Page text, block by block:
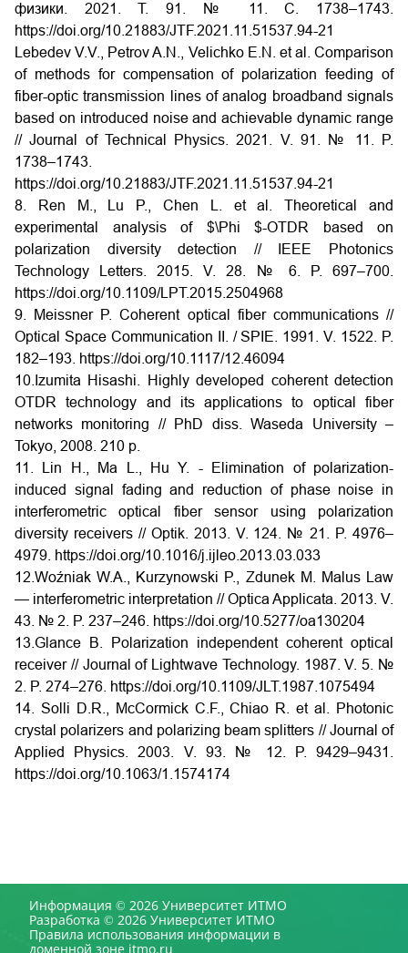
физики. 2021. Т. 91. № 11. С. 1738–1743.
https://doi.org/10.21883/JTF.2021.11.51537.94-21
Lebedev V.V., Petrov A.N., Velichko E.N. et al. Comparison
of methods for compensation of polarization feeding of
fiber-optic transmission lines of analog broadband signals
based on introduced noise and achievable dynamic range
// Journal of Technical Physics. 2021. V. 91. № 11. P.
1738–1743.
https://doi.org/10.21883/JTF.2021.11.51537.94-21
8. Ren M., Lu P., Chen L. et al. Theoretical and
experimental analysis of $\Phi $-OTDR based on
polarization diversity detection // IEEE Photonics
Technology Letters. 2015. V. 28. № 6. P. 697–700.
https://doi.org/10.1109/LPT.2015.2504968
9. Meissner P. Coherent optical fiber communications //
Optical Space Communication II. / SPIE. 1991. V. 1522. P.
182–193. https://doi.org/10.1117/12.46094
10.Izumita Hisashi. Highly developed coherent detection
OTDR technology and its applications to optical fiber
networks monitoring // PhD diss. Waseda University –
Tokyo, 2008. 210 p.
11. Lin H., Ma L., Hu Y. - Elimination of polarization-
induced signal fading and reduction of phase noise in
interferometric optical fiber sensor using polarization
diversity receivers // Optik. 2013. V. 124. № 21. P. 4976–
4979. https://doi.org/10.1016/j.ijleo.2013.03.033
12.Woźniak W.A., Kurzynowski P., Zdunek M. Malus Law
— interferometric interpretation // Optica Applicata. 2013. V.
43. № 2. P. 237–246. https://doi.org/10.5277/oa130204
13.Glance B. Polarization independent coherent optical
receiver // Journal of Lightwave Technology. 1987. V. 5. №
2. P. 274–276. https://doi.org/10.1109/JLT.1987.1075494
14. Solli D.R., McCormick C.F., Chiao R. et al. Photonic
crystal polarizers and polarizing beam splitters // Journal of
Applied Physics. 2003. V. 93. № 12. P. 9429–9431.
https://doi.org/10.1063/1.1574174
Информация © 2026 Университет ИТМО
Разработка © 2026 Университет ИТМО
Правила использования информации в
доменной зоне itmo.ru